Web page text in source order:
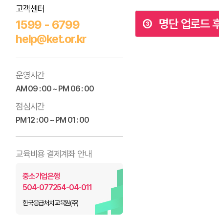
고객센터
1599 - 6799
help@ket.or.kr
운영시간
AM 09 : 00 ~ PM 06 : 00
점심시간
PM 12 : 00 ~ PM 01 : 00
교육비용 결제계좌 안내
중소기업은행
504-077254-04-011
한국응급처치교육원(주)
③ 명단 업로드